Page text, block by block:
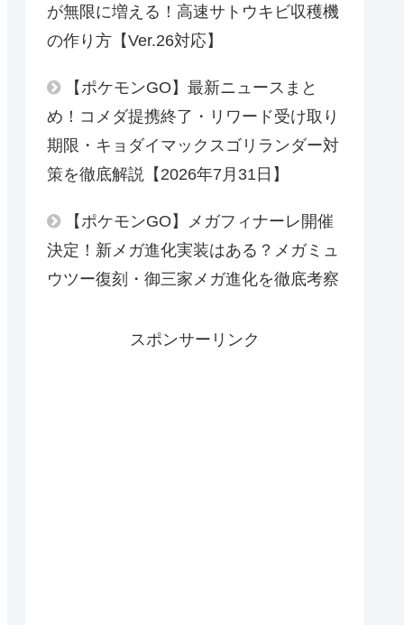
が無限に増える！高速サトウキビ収穫機
の作り方【Ver.26対応】
【ポケモンGO】最新ニュースまと
め！コメダ提携終了・リワード受け取り
期限・キョダイマックスゴリランダー対
策を徹底解説【2026年7月31日】
【ポケモンGO】メガフィナーレ開催
決定！新メガ進化実装はある？メガミュ
ウツー復刻・御三家メガ進化を徹底考察
スポンサーリンク